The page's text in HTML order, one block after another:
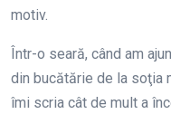
motiv.
Într-o seară, când am
din bucătărie de la soţia
îmi scria cât de mult a